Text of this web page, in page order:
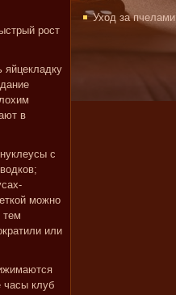
рост
яйцекладку
в
с
можно
тем
или
часы клуб
Уход за пчелами